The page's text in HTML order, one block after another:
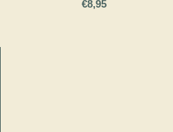
€8,95